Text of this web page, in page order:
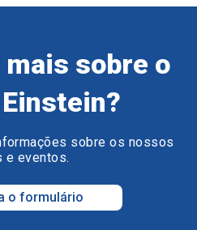
mais sobre o
sobre os nossos
e eventos.
o formulário